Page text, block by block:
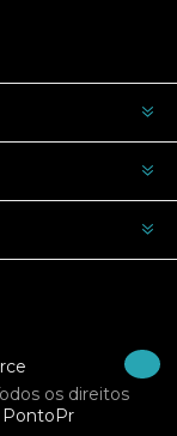
os direitos
PontoPr